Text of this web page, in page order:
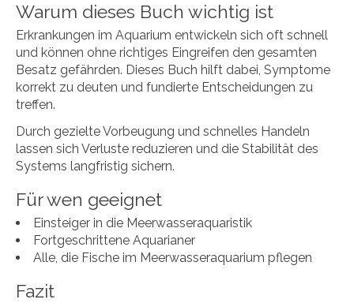
Warum dieses Buch wichtig ist
Erkrankungen im Aquarium entwickeln sich oft schnell
und können ohne richtiges Eingreifen den gesamten
Besatz gefährden. Dieses Buch hilft dabei, Symptome
korrekt zu deuten und fundierte Entscheidungen zu
treffen.
Durch gezielte Vorbeugung und schnelles Handeln
lassen sich Verluste reduzieren und die Stabilität des
Systems langfristig sichern.
Für wen geeignet
Einsteiger in die Meerwasseraquaristik
Fortgeschrittene Aquarianer
Alle, die Fische im Meerwasseraquarium pflegen
Fazit